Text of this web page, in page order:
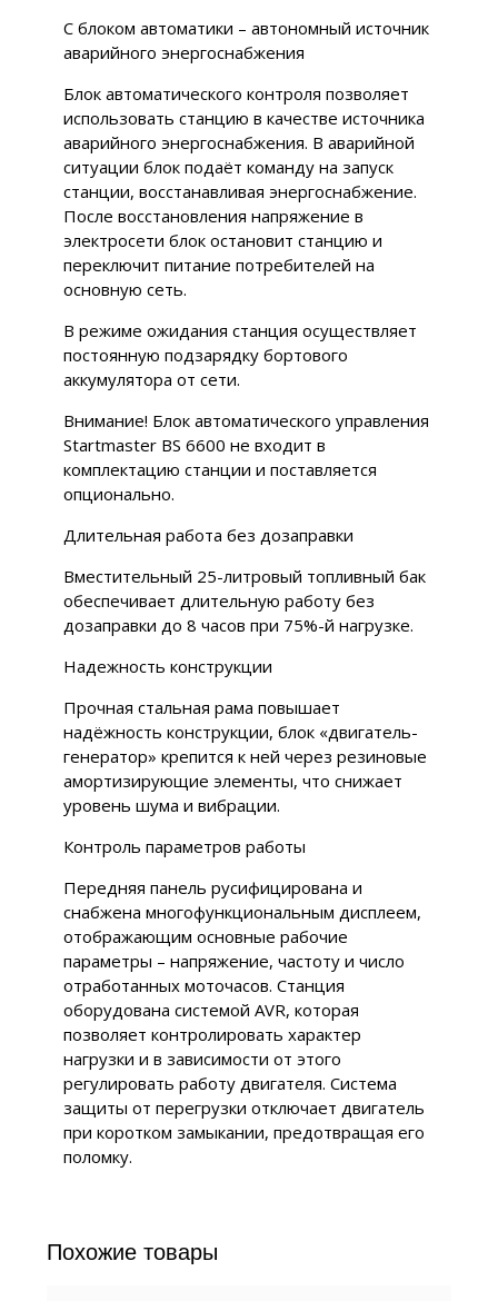
С блоком автоматики – автономный источник
аварийного энергоснабжения
Блок автоматического контроля позволяет
использовать станцию в качестве источника
аварийного энергоснабжения. В аварийной
ситуации блок подаёт команду на запуск
станции, восстанавливая энергоснабжение.
После восстановления напряжение в
электросети блок остановит станцию и
переключит питание потребителей на
основную сеть.
В режиме ожидания станция осуществляет
постоянную подзарядку бортового
аккумулятора от сети.
Внимание! Блок автоматического управления
Startmaster BS 6600 не входит в
комплектацию станции и поставляется
опционально.
Длительная работа без дозаправки
Вместительный 25-литровый топливный бак
обеспечивает длительную работу без
дозаправки до 8 часов при 75%-й нагрузке.
Надежность конструкции
Прочная стальная рама повышает
надёжность конструкции, блок «двигатель-
генератор» крепится к ней через резиновые
амортизирующие элементы, что снижает
уровень шума и вибрации.
Контроль параметров работы
Передняя панель русифицирована и
снабжена многофункциональным дисплеем,
отображающим основные рабочие
параметры – напряжение, частоту и число
отработанных моточасов. Станция
оборудована системой AVR, которая
позволяет контролировать характер
нагрузки и в зависимости от этого
регулировать работу двигателя. Система
защиты от перегрузки отключает двигатель
при коротком замыкании, предотвращая его
поломку.
Похожие товары